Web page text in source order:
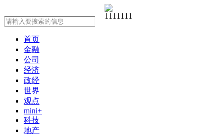
首页
金融
公司
经济
政经
世界
观点
mini+
科技
地产